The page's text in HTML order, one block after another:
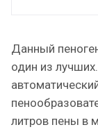
Данный
один из
литров пены в